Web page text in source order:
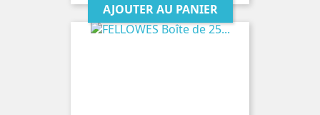
AJOUTER AU PANIER